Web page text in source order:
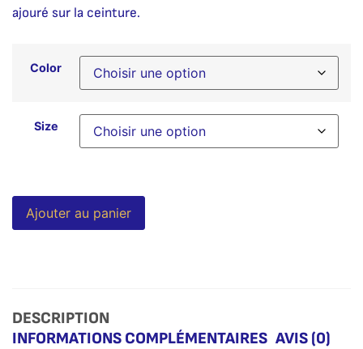
ajouré sur la ceinture.
Color
Size
Ajouter au panier
DESCRIPTION
INFORMATIONS COMPLÉMENTAIRES AVIS (0)